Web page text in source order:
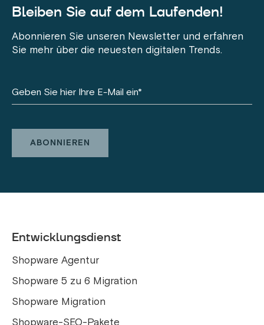
Bleiben Sie auf dem Laufenden!
Abonnieren Sie unseren Newsletter und erfahren
Sie mehr über die neuesten digitalen Trends.
Entwicklungsdienst
Shopware Agentur
Shopware 5 zu 6 Migration
Shopware Migration
Shopware-SEO-Pakete